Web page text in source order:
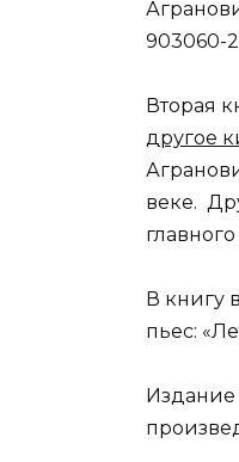
903060-
Вторая
другое
веке.
В книгу
пьес:
Издание